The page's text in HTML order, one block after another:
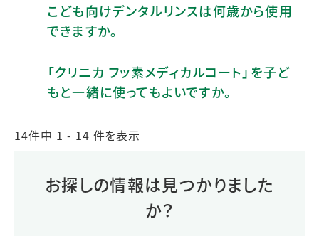
こども向けデンタルリンスは何歳から使用
できますか。
「クリニカ フッ素メディカルコート」を子ど
もと一緒に使ってもよいですか。
14件中 1 - 14 件を表示
お探しの情報は見つかりました
か？